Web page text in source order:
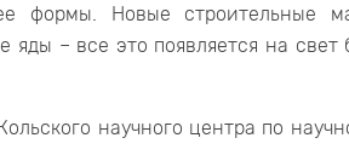
формы. Новые строительные
– все это появляется на свет
научного центра по